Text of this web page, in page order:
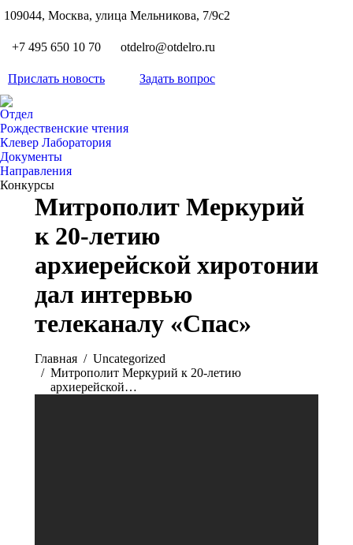
109044, Москва, улица Мельникова, 7/9с2
+7 495 650 10 70 otdelro@otdelro.ru
Прислать новость Задать вопрос
Отдел
Рождественские чтения
Клевер Лаборатория
Документы
Направления
Конкурсы
Митрополит Меркурий
к 20-летию
архиерейской хиротонии
дал интервью
телеканалу «Спас»
Главная
Uncategorized
Митрополит Меркурий к 20-летию
архиерейской…